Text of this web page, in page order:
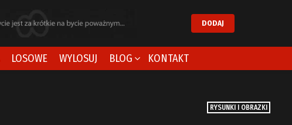
DODAJ
LOSOWE WYLOSUJ BLOG KONTAKT
RYSUNKI I OBRAZKI